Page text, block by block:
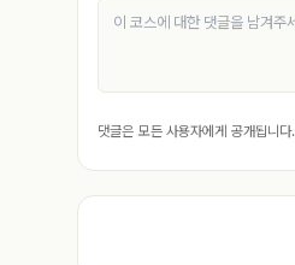
댓글은 모든 사용자에게 공개됩니다.